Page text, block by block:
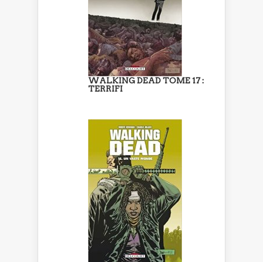
WALKING DEAD TOME 17 :
TERRIFI